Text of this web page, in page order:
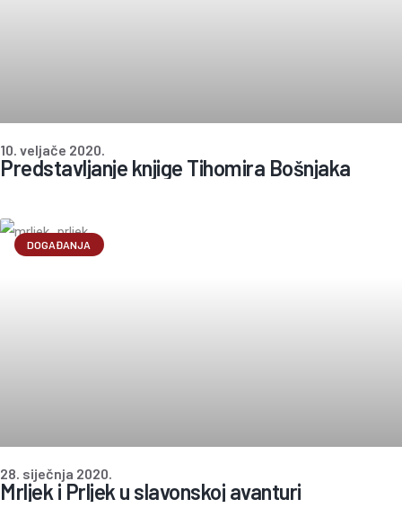
Predstavljanje knjige Tihomira Bošnjaka
10. veljače 2020.
DOGAĐANJA
Mrljek i Prljek u slavonskoj avanturi
28. siječnja 2020.